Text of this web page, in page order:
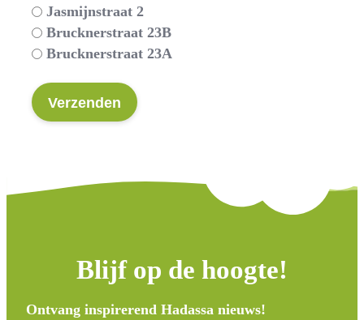
Jasmijnstraat 2
Brucknerstraat 23B
Brucknerstraat 23A
Verzenden
Blijf op de hoogte!
Ontvang inspirerend Hadassa nieuws!